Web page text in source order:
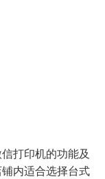
打印机的功能及
内适合选择台式